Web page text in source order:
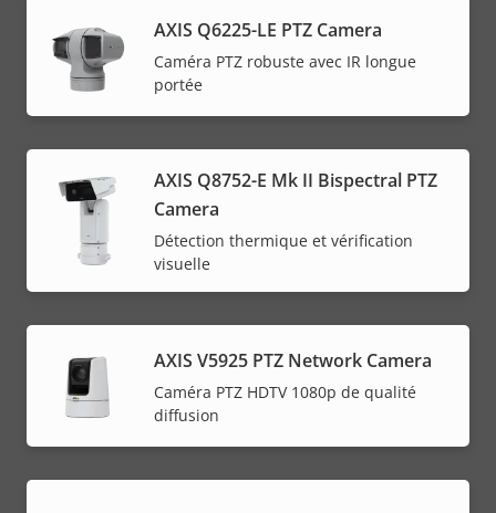
AXIS Q6225-LE PTZ Camera
Caméra PTZ robuste avec IR longue
portée
AXIS Q8752-E Mk II Bispectral PTZ
Camera
Détection thermique et vérification
visuelle
AXIS V5925 PTZ Network Camera
Caméra PTZ HDTV 1080p de qualité
diffusion